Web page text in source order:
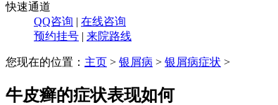
快速通道
QQ咨询 | 在线咨询
预约挂号 | 来院路线
您现在的位置： 主页 > 银屑病 > 银屑病症状 >
牛皮癣的症状表现如何